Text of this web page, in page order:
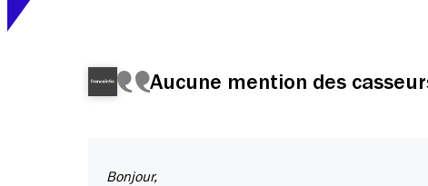
Aucune mention des
Bonjour,